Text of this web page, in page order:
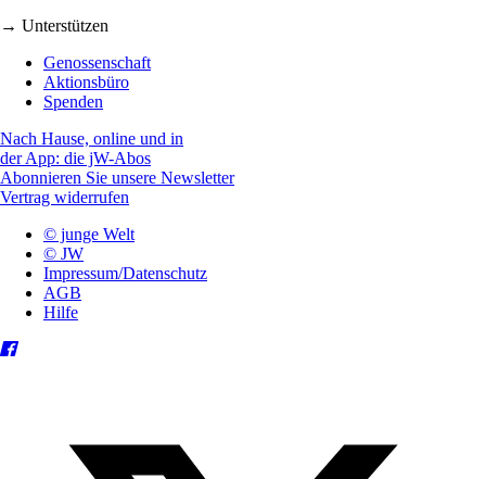
→ Unterstützen
Genossenschaft
Aktionsbüro
Spenden
Nach Hause, online und in
der App: die jW-Abos
Abonnieren Sie unsere Newsletter
Vertrag widerrufen
© junge Welt
© JW
Impressum/Datenschutz
AGB
Hilfe